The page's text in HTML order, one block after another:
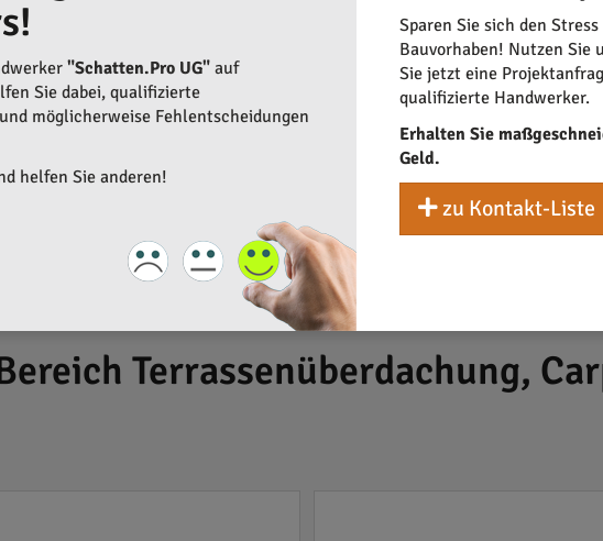
Terrassenüberdachung,
"Schatten.Pro UG" auf
Sie dabei, qualifizierte
möglicherweise Fehlentscheidungen
helfen Sie anderen!
Sparen Sie sich den
Bauvorhaben! Nutzen Sie
Sie jetzt eine
qualifizierte Handwerker.
Erhalten Sie
Geld.
zu Kontakt-Liste